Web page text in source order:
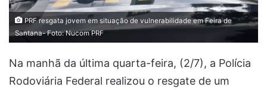
PRF resgata jovem em situação de vulnerabilidade em Feira de
Santana- Foto: Nucom PRF
Na manhã da última quarta-feira, (2/7), a Polícia
Rodoviária Federal realizou o resgate de um